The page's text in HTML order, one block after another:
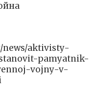
news/aktivisty-
pamyatnik-
vojny-v-